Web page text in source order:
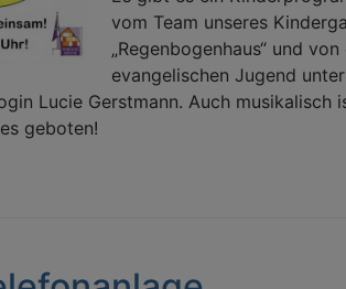
vom Team unseres
„Regenbogenhaus“ und von
evangelischen Jugend
Lucie Gerstmann. Auch musikalisch
geboten!